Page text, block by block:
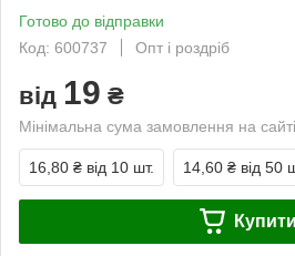
Готово до відправки
Код: 600737
Опт і роздріб
від 19 ₴
Мінімальна сума замовлення на
16,80 ₴ від 10 шт. 14,60 ₴ від 50
Купити